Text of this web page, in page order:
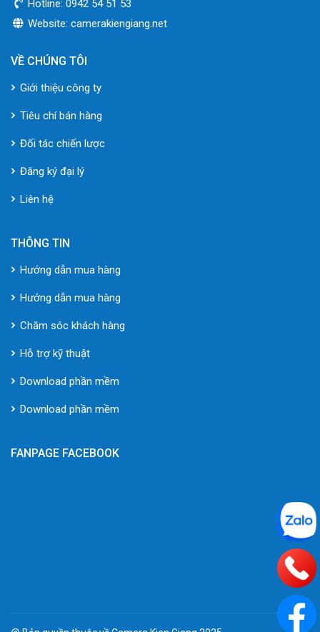
Hotline: 0942 54 51 53
Website: camerakiengiang.net
VỀ CHÚNG TÔI
Giới thiệu công ty
Tiêu chí bán hàng
Đối tác chiến lược
Đăng ký đại lý
Liên hệ
THÔNG TIN
Hướng dẫn mua hàng
Hướng dẫn mua hàng
Chăm sóc khách hàng
Hỗ trợ kỹ thuật
Download phần mềm
Download phần mềm
FANPAGE FACEBOOK